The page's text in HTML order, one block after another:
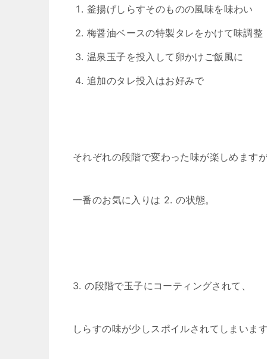
釜揚げしらすそのものの風味を味わい
梅醤油ベースの特製タレをかけて味調整
温泉玉子を投入して卵かけご飯風に
追加のタレ投入はお好みで
それぞれの段階で変わった味が楽しめますが
一番のお気に入りは 2. の状態。
3. の段階で玉子にコーティングされて、
しらすの味が少しスポイルされてしまいます